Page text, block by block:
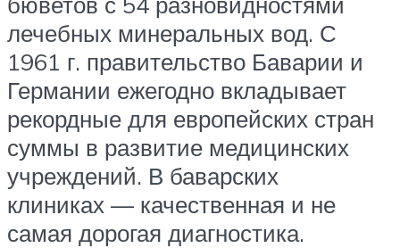
лечебных минеральных вод. С
1961 г. правительство Баварии и
Германии ежегодно вкладывает
рекордные для европейских стран
суммы в развитие медицинских
учреждений. В баварских
клиниках — качественная и не
самая дорогая диагностика.